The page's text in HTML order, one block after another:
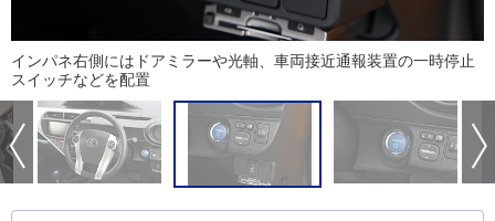
インパネ右側にはドアミラーや光軸、車両接近通報装置の一時停止
スイッチなどを配置